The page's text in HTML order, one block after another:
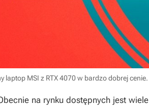
laptop MSI z RTX 4070 w bardzo dobrej
na rynku dostępnych jest